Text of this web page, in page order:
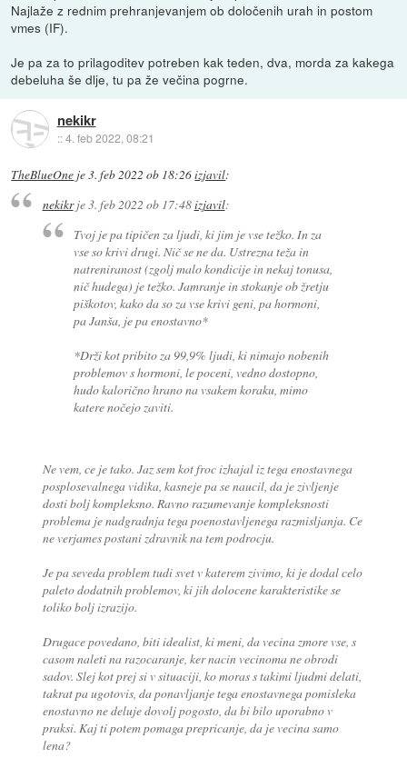
Najlaže z rednim prehranjevanjem ob določenih urah in postom
vmes (IF).
Je pa za to prilagoditev potreben kak teden, dva, morda za kakega
debeluha še dlje, tu pa že večina pogrne.
nekikr
::4. feb 2022, 08:21
TheBlueOne je3. feb 2022 ob 18:26izjavil:
nekikrje3. feb 2022 ob 17:48izjavil:
Tvoj je pa tipičen za ljudi, ki jim je vse težko. In za
vse so krivi drugi. Nič se ne da. Ustrezna teža in
natreniranost (zgolj malo kondicije in nekaj tonusa,
nič hudega) je težko. Jamranje in stokanje ob žretju
piškotov, kako da so za vse krivi geni, pa hormoni,
pa Janša, je pa enostavno*
*Drži kot pribito za 99,9% ljudi, ki nimajo nobenih
problemov s hormoni, le poceni, vedno dostopno,
hudo kalorično hrano na vsakem koraku, mimo
katere nočejo zaviti.
Ne vem, ce je tako. Jaz sem kot froc izhajal iz tega enostavnega
posplosevalnega vidika, kasneje pa se naucil, da je zivljenje
dosti bolj kompleksno. Ravno razumevanje kompleksnosti
problema je nadgradnja tega poenostavljenega razmisljanja. Ce
ne verjames postani zdravnik na tem podrocju.
Je pa seveda problem tudi svet v katerem zivimo, ki je dodal celo
paleto dodatnih problemov, ki jih dolocene karakteristike se
toliko bolj izrazijo.
Drugace povedano, biti idealist, ki meni, da vecina zmore vse, s
casom naleti na razocaranje, ker nacin vecinoma ne obrodi
sadov. Slej kot prej si v situaciji, ko moras s takimi ljudmi delati,
takrat pa ugotovis, da ponavljanje tega enostavnega pomisleka
enostavno ne deluje dovolj pogosto, da bi bilo uporabno v
praksi. Kaj ti potem pomaga prepricanje, da je vecina samo
lena?